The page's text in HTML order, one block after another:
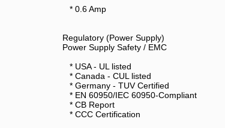
* 0.6 Amp
Regulatory (Power Supply)
Power Supply Safety / EMC
* USA - UL listed
* Canada - CUL listed
* Germany - TUV Certified
* EN 60950/IEC 60950-Compliant
* CB Report
* CCC Certification